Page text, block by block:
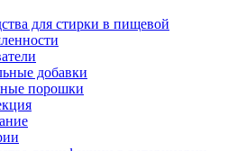
для стирки в пищевой
добавки
порошки